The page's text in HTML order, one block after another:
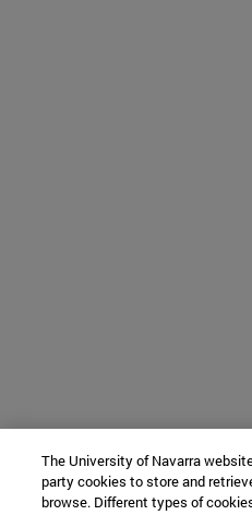
The University of Navarra
party cookies to store and
browse. Different types of